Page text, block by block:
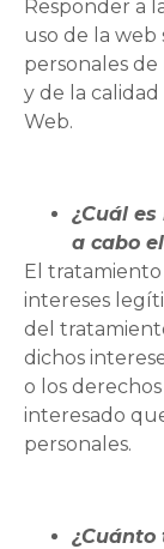
Responder a
uso de la
personales de
y de la
Web.
¿Cuál
a cabo
El tratamiento
intereses
del
dichos
o los
interesado
personales.
¿Cuánto